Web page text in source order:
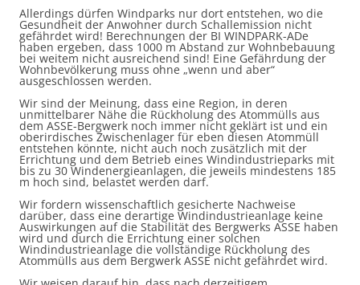
Allerdings dürfen Windparks nur dort entstehen, wo die
Gesundheit der Anwohner durch Schallemission nicht
gefährdet wird! Berechnungen der BI WINDPARK-ADe
haben ergeben, dass 1000 m Abstand zur Wohnbebauung
bei weitem nicht ausreichend sind! Eine Gefährdung der
Wohnbevölkerung muss ohne „wenn und aber“
ausgeschlossen werden.
Wir sind der Meinung, dass eine Region, in deren
unmittelbarer Nähe die Rückholung des Atommülls aus
dem ASSE-Bergwerk noch immer nicht geklärt ist und ein
oberirdisches Zwischenlager für eben diesen Atommüll
entstehen könnte, nicht auch noch zusätzlich mit der
Errichtung und dem Betrieb eines Windindustrieparks mit
bis zu 30 Windenergieanlagen, die jeweils mindestens 185
m hoch sind, belastet werden darf.
Wir fordern wissenschaftlich gesicherte Nachweise
darüber, dass eine derartige Windindustrieanlage keine
Auswirkungen auf die Stabilität des Bergwerks ASSE haben
wird und durch die Errichtung einer solchen
Windindustrieanlage die vollständige Rückholung des
Atommülls aus dem Bergwerk ASSE nicht gefährdet wird.